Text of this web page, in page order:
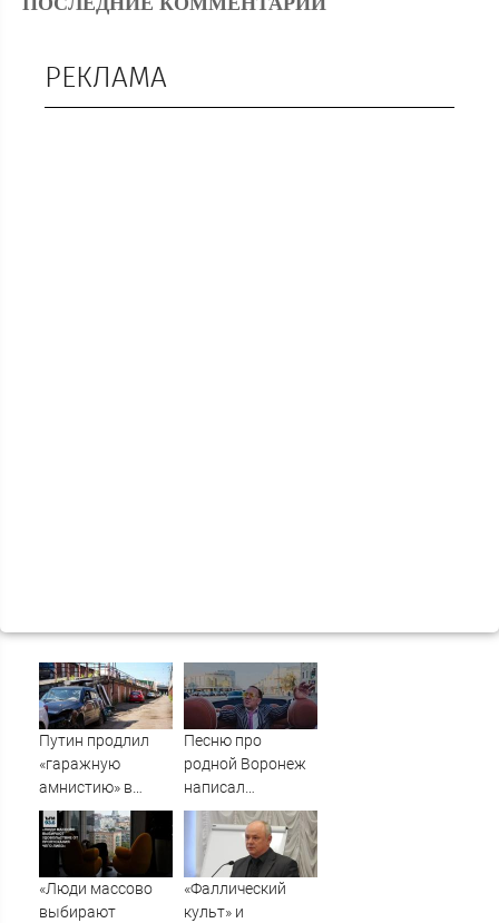
РЕКЛАМА
Путин продлил
«гаражную
амнистию» в
России до 1
сентября 2031
года
Песню про
родной Воронеж
написал
музыкант Михаил
Гребенщиков -
ВестиПК в
Воронеже
«Люди массово
выбирают
«Фаллический
культ» и